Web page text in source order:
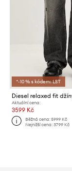
*-10 % s kódem: LST
Aktuální cena:
3599 Kč
Běžná cena:5999 Kč
Nejnižší cena:3799 Kč